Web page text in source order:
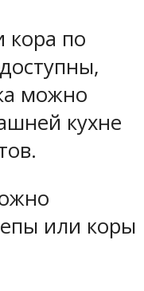
кора по
можно
кухне
или коры